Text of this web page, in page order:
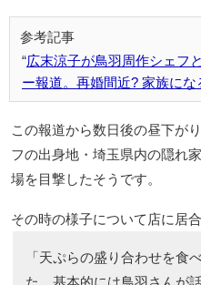
広末涼子が鳥羽周作シェフ
ー報道。再婚間近? 家族に
この報道から数日後の昼下が
フの出身地・埼玉県内の隠れ
場を目撃したそうです。
その時の様子について店に居合
「天ぷらの盛り合わせを食